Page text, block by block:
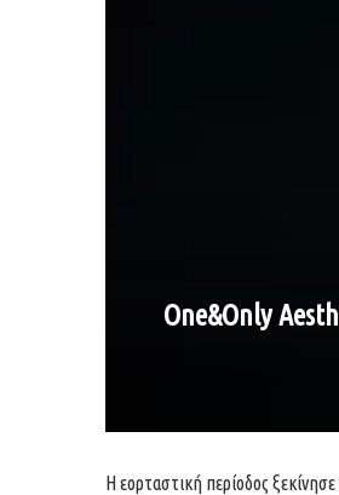
One&Only
Η εορταστική περίοδος